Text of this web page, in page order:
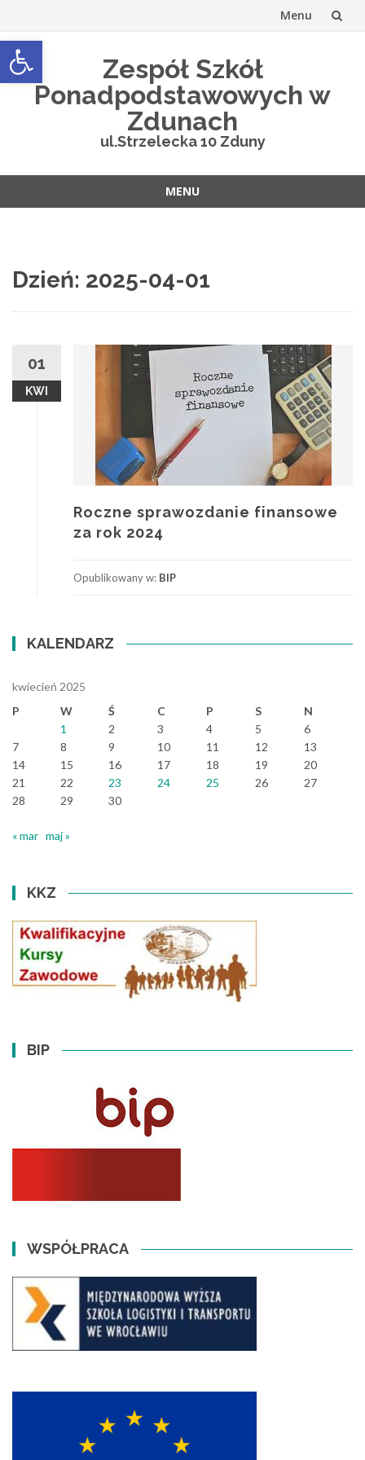
Open toolbar
Menu
Przejdź
do
treści
Zespół Szkół
Ponadpodstawowych w
Zdunach
ul.Strzelecka 10 Zduny
MENU
Dzień: 2025-04-01
01
KWI
Roczne sprawozdanie finansowe
za rok 2024
Opublikowany w: BIP
KALENDARZ
kwiecień 2025
P
W Ś C P S
N
1
2 3 4 5
6
7
8 9 10 11 12
13
14
15 16 17 18 19
20
21
22 23 24 25 26
27
28
29 30
« mar maj »
KKZ
BIP
WSPÓŁPRACA